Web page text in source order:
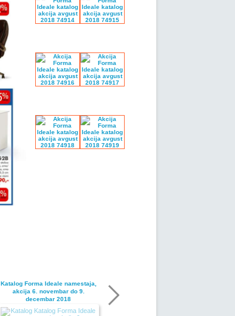
Katalog Forma Ideale namestaja,
akcija 6. novembar do 9.
decembar 2018